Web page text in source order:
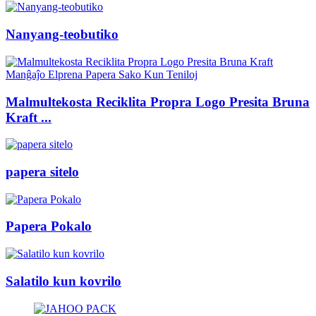
Nanyang-teobutiko
Malmultekosta Reciklita Propra Logo Presita Bruna
Kraft ...
papera sitelo
Papera Pokalo
Salatilo kun kovrilo